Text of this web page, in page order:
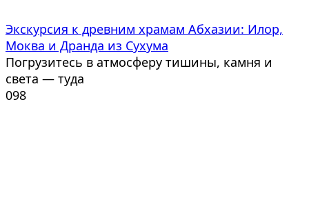
Экскурсия к древним храмам Абхазии: Илор,
Моква и Дранда из Сухума
Погрузитесь в атмосферу тишины, камня и
света — туда
098